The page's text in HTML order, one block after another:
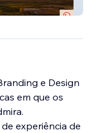
e Design
em que os
experiência de